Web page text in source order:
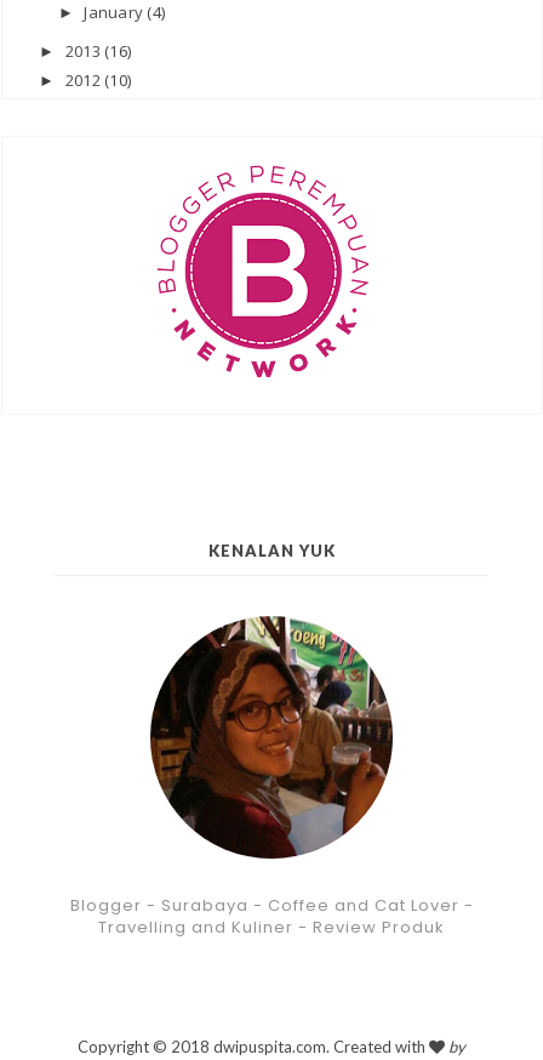
►January (4)
► 2013 (16)
► 2012 (10)
KENALAN YUK
Blogger - Surabaya - Coffee and Cat Lover -
Travelling and Kuliner - Review Produk
Copyright © 2018 dwipuspita.com. Created with by